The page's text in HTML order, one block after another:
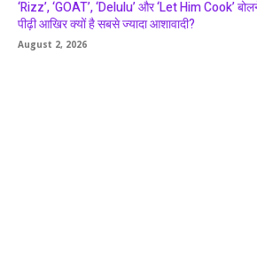
‘Rizz’, ‘GOAT’, ‘Delulu’ और ‘Let Him Cook’
पीढ़ी आखिर क्यों है सबसे ज्यादा आशावादी?
August 2, 2026